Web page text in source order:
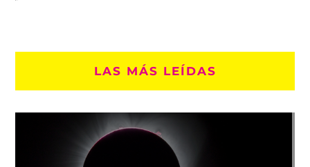
LAS MÁS LEÍDAS